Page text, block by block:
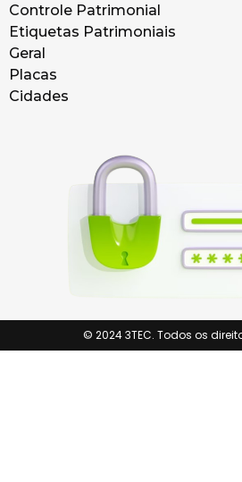
Controle Patrimonial
Etiquetas Patrimoniais
Geral
Placas
Cidades
© 2024 3TEC. Todos os